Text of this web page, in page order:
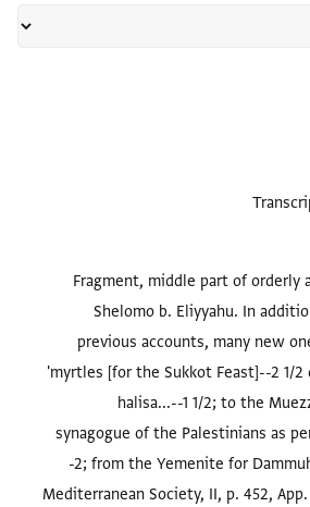
Fragment, middle part of orderly
Shelomo b. Eliyyahu. In
previous accounts, many new
'myrtles [for the Sukkot Feast]--2 1/
halisa...--1 1/2; to the
synagogue of the Palestinians as
-2; from the Yemenite for
Mediterranean Society, II, p. 452,